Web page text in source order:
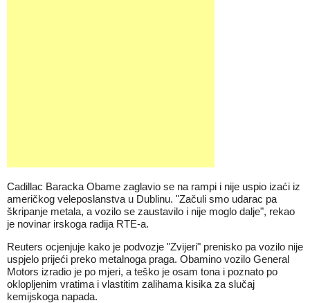
Cadillac Baracka Obame zaglavio se na rampi i nije uspio izaći iz
američkog veleposlanstva u Dublinu. "Začuli smo udarac pa
škripanje metala, a vozilo se zaustavilo i nije moglo dalje", rekao
je novinar irskoga radija RTE-a.
Reuters ocjenjuje kako je podvozje "Zvijeri" prenisko pa vozilo nije
uspjelo prijeći preko metalnoga praga. Obamino vozilo General
Motors izradio je po mjeri, a teško je osam tona i poznato po
oklopljenim vratima i vlastitim zalihama kisika za slučaj
kemijskoga napada.